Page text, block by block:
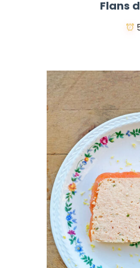
Flans